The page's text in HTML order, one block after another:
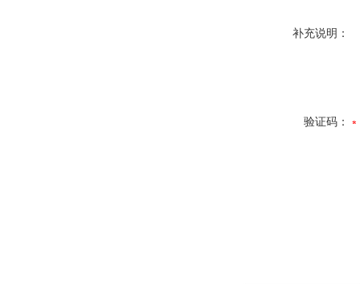
补充说明：
验证码：